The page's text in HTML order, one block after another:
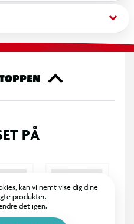
det til et uundværligt
polstring
keyboard_arrow_down
PÅ
kan vi nemt vise dig dine
produkter.
det igen.